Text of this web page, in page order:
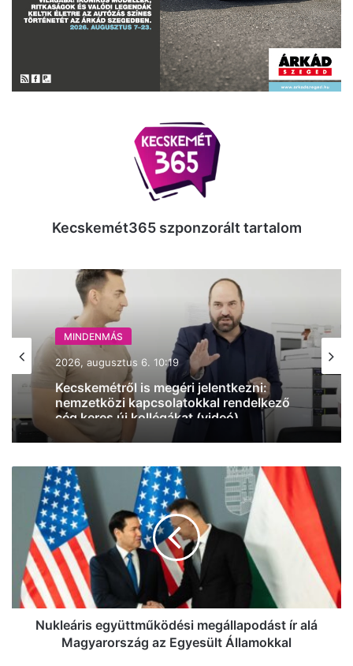
Kecskemét365 szponzorált tartalom
MINDENMÁS
2026, augusztus 6. 10:19
Kecskemétről is megéri jelentkezni:
nemzetközi kapcsolatokkal rendelkező
cég keres új kollégákat (videó)
Nukleáris
együttműködési
megállapodást
Magyarország
Egyesült
Államokkal
Nukleáris együttműködési megállapodást ír alá
Magyarország az Egyesült Államokkal